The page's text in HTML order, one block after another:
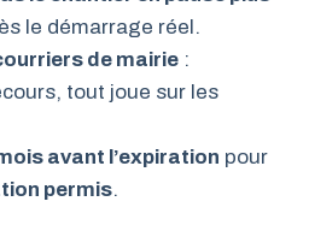
le démarrage réel.
de mairie :
tout joue sur les
avant l’expiration pour
permis.